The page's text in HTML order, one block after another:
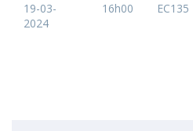
19-03-
2024
16h00 EC135